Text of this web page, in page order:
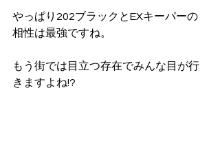
やっぱり202ブラックとEXキーパーの
相性は最強ですね。
もう街では目立つ存在でみんな目が行
きますよね!?